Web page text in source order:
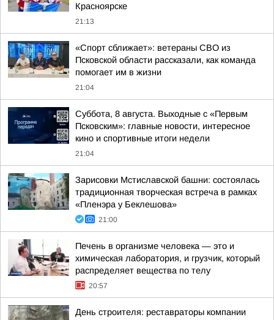
Красноярске
21:13
«Спорт сближает»: ветераны СВО из
Псковской области рассказали, как команда
помогает им в жизни
21:04
Суббота, 8 августа. Выходные с «Первым
Псковским»: главные новости, интересное
кино и спортивные итоги недели
21:04
Зарисовки Мстиславской башни: состоялась
традиционная творческая встреча в рамках
«Пленэра у Беклешова»
21:00
Печень в организме человека — это и
химическая лаборатория, и грузчик, который
распределяет вещества по телу
20:57
День строителя: реставраторы компании